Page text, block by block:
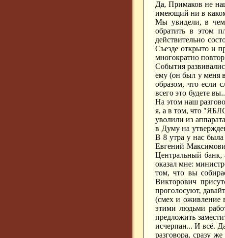
Да, Примаков не
имеющий ни в
Мы увидели, в чем
обратить в этом
действительно
Съезде открыто и
многократно
События
ему (он был у меня
образом, что если
всего это будете
На этом наш
я, а в том, что
уволили из
в Думу на
В 8 утра у нас была
Евгений
Центральный банк,
оказал мне:
том, что вы
Викторович
проголосуют,
(смех и оживление
этими людьми
предложить
исчерпан... И всё.
разговора, сразу